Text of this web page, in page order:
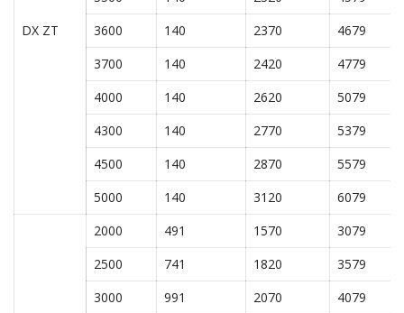
DX ZT
3600
140 2370
4679
3700
140 2420
4779
4000
140 2620
5079
4300
140 2770
5379
4500
140 2870
5579
5000
140 3120 6079
2000 491 1570
3079
2500
741 1820
3579
3000
991 2070
4079